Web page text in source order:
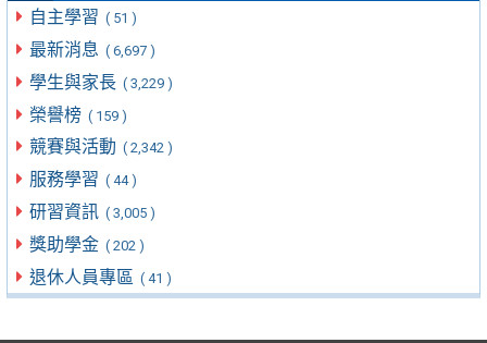
自主學習 ( 51 )
最新消息 ( 6,697 )
學生與家長 ( 3,229 )
榮譽榜 ( 159 )
競賽與活動 ( 2,342 )
服務學習 ( 44 )
研習資訊 ( 3,005 )
獎助學金 ( 202 )
退休人員專區 ( 41 )